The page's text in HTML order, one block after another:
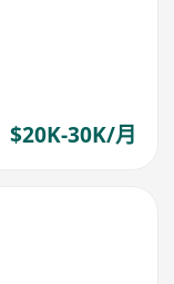
$20K-30K/月